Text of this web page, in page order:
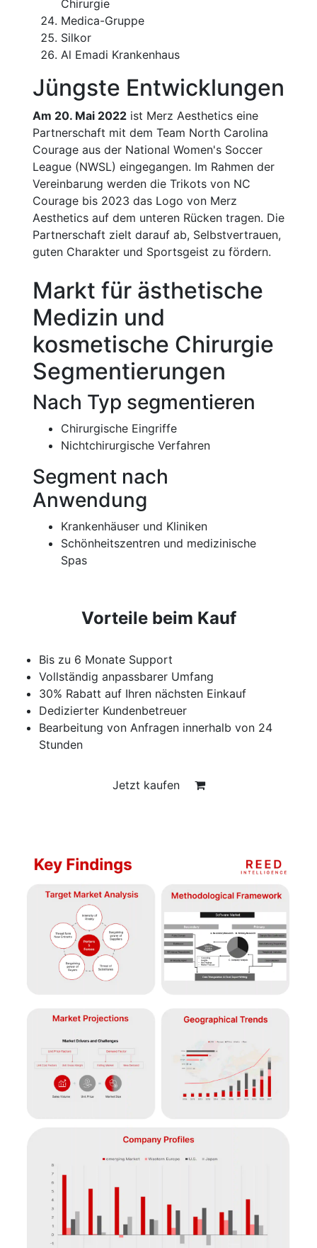
Chirurgie
Medica-Gruppe
Silkor
Al Emadi Krankenhaus
Jüngste Entwicklungen
Am 20. Mai 2022 ist Merz Aesthetics eine
Partnerschaft mit dem Team North Carolina
Courage aus der National Women's Soccer
League (NWSL) eingegangen. Im Rahmen der
Vereinbarung werden die Trikots von NC
Courage bis 2023 das Logo von Merz
Aesthetics auf dem unteren Rücken tragen. Die
Partnerschaft zielt darauf ab, Selbstvertrauen,
guten Charakter und Sportsgeist zu fördern.
Markt für ästhetische
Medizin und
kosmetische Chirurgie
Segmentierungen
Nach Typ segmentieren
Chirurgische Eingriffe
Nichtchirurgische Verfahren
Segment nach
Anwendung
Krankenhäuser und Kliniken
Schönheitszentren und medizinische
Spas
Vorteile beim Kauf
Bis zu 6 Monate Support
Vollständig anpassbarer Umfang
30% Rabatt auf Ihren nächsten Einkauf
Dedizierter Kundenbetreuer
Bearbeitung von Anfragen innerhalb von 24
Stunden
Jetzt kaufen